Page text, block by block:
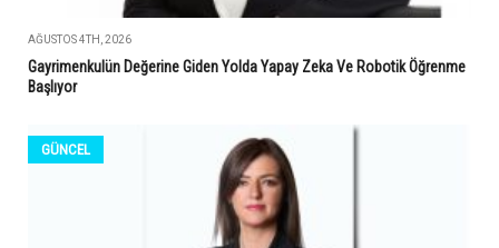
AĞUSTOS 4TH, 2026
Gayrimenkulün Değerine Giden Yolda Yapay Zeka Ve Robotik Öğrenme
Başlıyor
GÜNCEL